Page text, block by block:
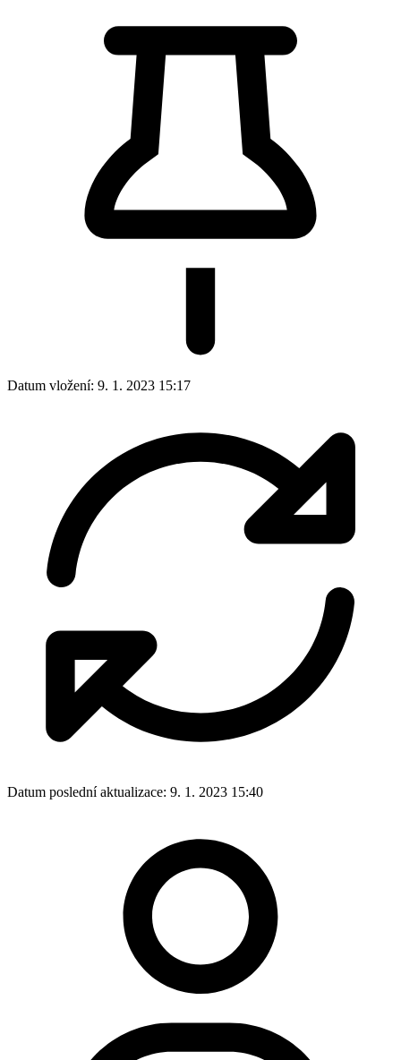
Datum vložení: 9. 1. 2023 15:17
Datum poslední aktualizace: 9. 1. 2023 15:40